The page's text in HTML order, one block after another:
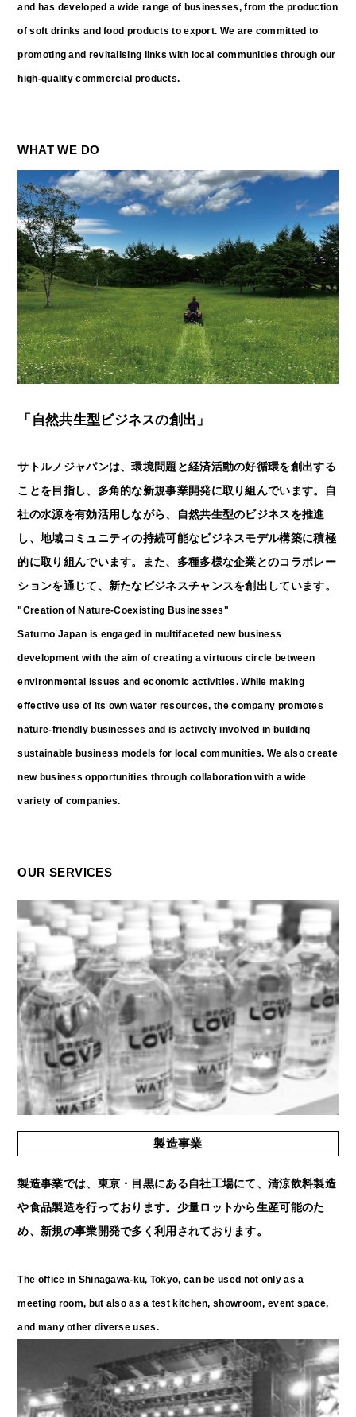
and has developed a wide range of businesses, from the production
of soft drinks and food products to export. We are committed to
promoting and revitalising links with local communities through our
high-quality commercial products.
WHAT WE DO
"Creation of Nature-Coexisting Businesses"
Saturno Japan is engaged in multifaceted new business
development with the aim of creating a virtuous circle between
environmental issues and economic activities. While making
effective use of its own water resources, the company promotes
nature-friendly businesses and is actively involved in building
sustainable business models for local communities. We also create
new business opportunities through collaboration with a wide
variety of companies.
「自然共生型ビジネスの創出」
サトルノジャパンは、環境問題と経済活動の好循環を創出する
ことを目指し、多角的な新規事業開発に取り組んでいます。自
社の水源を有効活用しながら、自然共生型のビジネスを推進
し、地域コミュニティの持続可能なビジネスモデル構築に積極
的に取り組んでいます。また、多種多様な企業とのコラボレー
ションを通じて、新たなビジネスチャンスを創出しています。
OUR SERVICES
製造事業
製造事業では、東京・目黒にある自社工場にて、清涼飲料製造
や食品製造を行っております。少量ロットから生産可能のた
め、新規の事業開発で多く利用されております。
The office in Shinagawa-ku, Tokyo, can be used not only as a
meeting room, but also as a test kitchen, showroom, event space,
and many other diverse uses.